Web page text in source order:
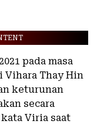
pada masa
Vihara Thay Hin
keturunan
secara
Viria saat